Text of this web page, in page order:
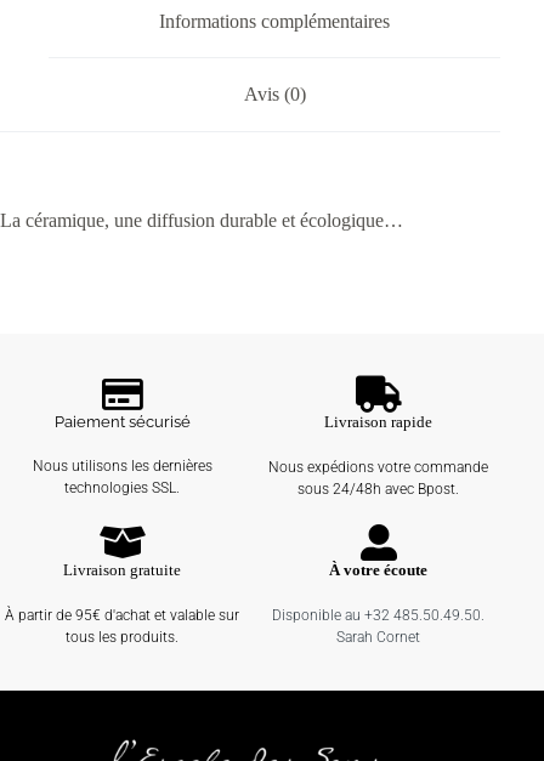
Informations complémentaires
Avis (0)
La céramique, une diffusion durable et écologique…
Paiement sécurisé
Nous utilisons les dernières
technologies SSL.
Livraison rapide
Nous expédions votre commande
sous 24/48h avec Bpost.
Livraison gratuite
À partir de 95€ d'achat et valable sur
tous les produits.
À votre écoute
Disponible au +32 485.50.49.50.
Sarah Cornet